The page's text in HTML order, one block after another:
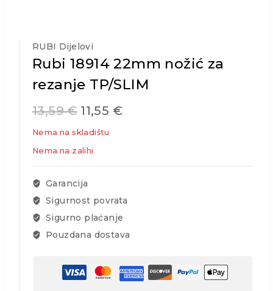
RUBI Dijelovi
Rubi 18914 22mm nožić za
rezanje TP/SLIM
13,59€ 11,55 €
Nema na skladištu
Nema na zalihi
Garancija
Sigurnost povrata
Sigurno plaćanje
Pouzdana dostava